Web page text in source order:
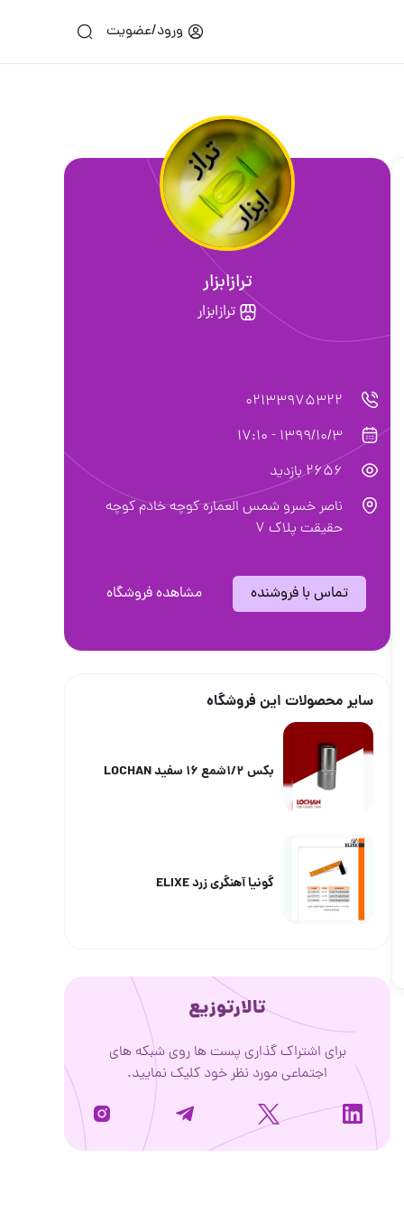
ورود/عضویت
ترازابزار
ترازابزار
02133975322
1399/10/3 - 17:10
2656 بازدید
ناصر خسرو شمس العماره کوچه خادم کوچه
حقیقت پلاک 7
تماس با فروشنده مشاهده فروشگاه
سایر محصولات این فروشگاه
بکس 1/2شمع 16 سفید LOCHAN
گونیا آهنگری زرد ELIXE
تالارتوزیع
برای اشتراک گذاری پست ها روی شبکه های
اجتماعی مورد نظر خود کلیک نمایید.